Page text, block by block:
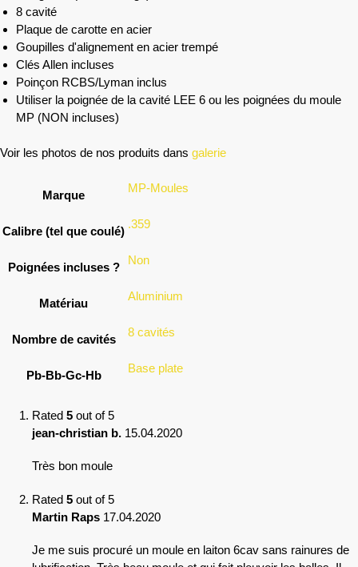
8 cavité
Plaque de carotte en acier
Goupilles d'alignement en acier trempé
Clés Allen incluses
Poinçon RCBS/Lyman inclus
Utiliser la poignée de la cavité LEE 6 ou les poignées du moule
MP (NON incluses)
Voir les photos de nos produits dans galerie
Marque
MP-Moules
Calibre (tel que coulé)
.359
Poignées incluses ?
Non
Matériau
Aluminium
Nombre de cavités
8 cavités
Pb-Bb-Gc-Hb
Base plate
Rated 5 out of 5
jean-christian b. 15.04.2020
Très bon moule
Rated 5 out of 5
Martin Raps 17.04.2020
Je me suis procuré un moule en laiton 6cav sans rainures de